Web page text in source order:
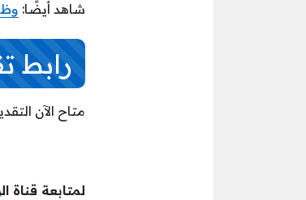
شاهد أيضًا:
رابط
متاح الآن
لمتابعة قناة